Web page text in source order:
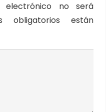
no será
obligatorios están